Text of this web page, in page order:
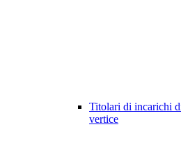
Titolari di incarichi
vertice